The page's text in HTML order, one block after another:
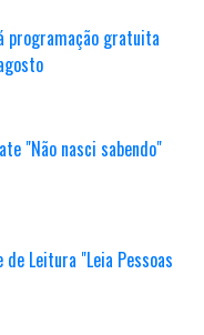
programação gratuita
"Não nasci sabendo"
Leitura "Leia Pessoas